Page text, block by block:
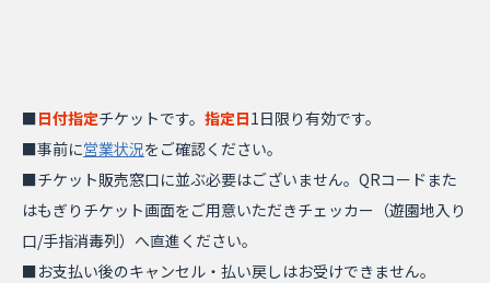
■日付指定チケットです。 指定日1日限り有効です。
■事前に営業状況をご確認ください。
■チケット販売窓口に並ぶ必要はございません。QRコードまた
はもぎりチケット画面をご用意いただきチェッカー（遊園地入り
口/手指消毒列）へ直進ください。
■お支払い後のキャンセル・払い戻しはお受けできません。